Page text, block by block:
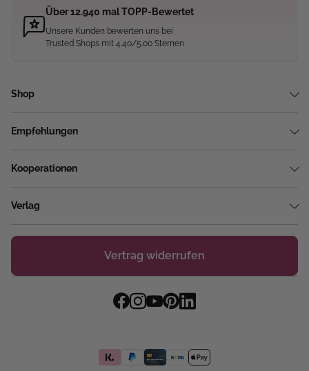
Über 12.940 mal TOPP-Bewertet
Unsere Kunden bewerten uns bei
Trusted Shops mit 4.40/5.00 Sternen
Shop
Empfehlungen
Kooperationen
Verlag
Vertrag widerrufen